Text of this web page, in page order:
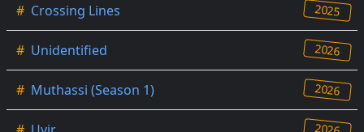
# Crossing Lines 2025
# Unidentified 2026
# Muthassi (Season 1) 2026